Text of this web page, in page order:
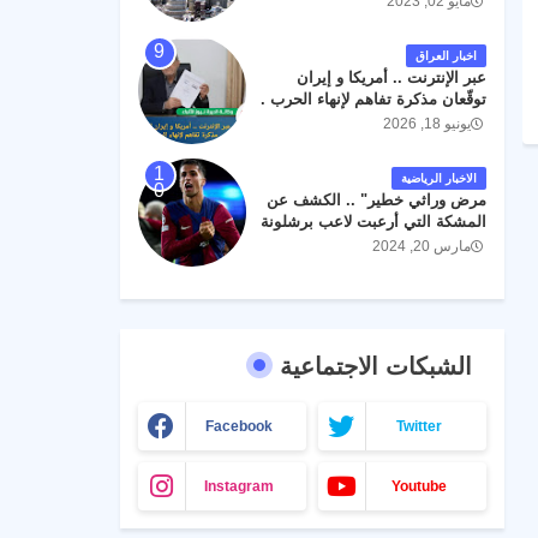
اخبار العراق
عبر الإنترنت .. أمريكا و إيران
توقّعان مذكرة تفاهم لإنهاء الحرب .
يونيو 18, 2026
الاخبار الرياضية
مرض وراثي خطير" .. الكشف عن
المشكة التي أرعبت لاعب برشلونة
جواو كانسيلو
مارس 20, 2024
الشبكات الاجتماعية
Facebook Twitter
Instagram Youtube